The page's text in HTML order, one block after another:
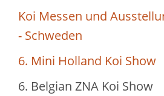
Koi Messen und
- Schweden
6. Mini Holland Koi Show
6. Belgian ZNA Koi Show